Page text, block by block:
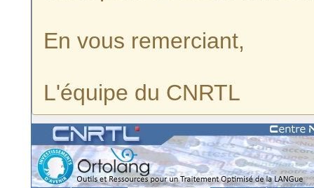
En vous remerciant,
L'équipe du CNRTL